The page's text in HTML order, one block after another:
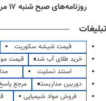
روزنامه‌های صبح شنبه ۱۷ مرداد ۱۴۰۵
تبلیغات
قیمت شیشه سکوریت
خرید طلای آب شده
قیمت
استند تسلیت
دوربین مداربسته
مرجع
فروش مواد شیمیایی